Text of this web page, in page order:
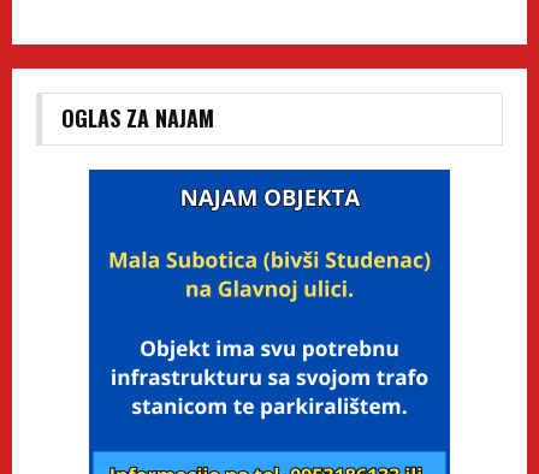
OGLAS ZA NAJAM